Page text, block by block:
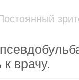
врачу.